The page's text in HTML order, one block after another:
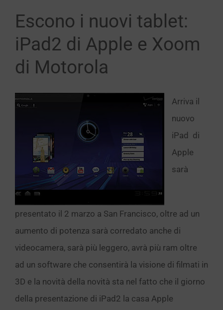
Escono i nuovi tablet:
iPad2 di Apple e Xoom
di Motorola
Arriva il
nuovo
iPad di
Apple
sarà
presentato il 2 marzo a San Francisco, oltre ad un
aumento di potenza sarà corredato anche di
videocamera, sarà più leggero, avrà più ram oltre
ad un software che consentirà la visione di filmati in
3D e la novità della novità sta nel fatto che il giorno
della presentazione di iPad2 la casa Apple